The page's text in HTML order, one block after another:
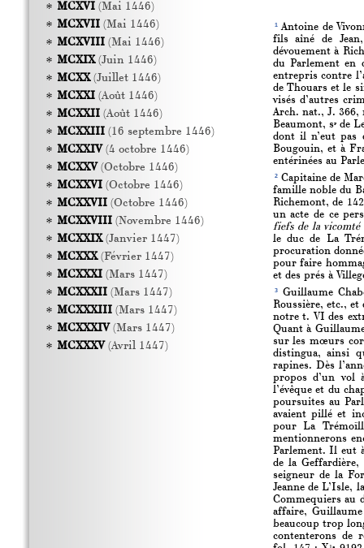
1Antoine de
fils aîné de
dévouement à
du Parlement en
entrepris contre
de Thouars et le
visés d’autres
Arch. nat., J. 366,
Beaumont, srde
dont il n’eut pas
Bougouin, et à
entérinées au
2Capitaine de
famille noble du
Richemont, de
un acte de ce
fiefs de la vicomté
le duc de La
procuration
pour faire
et des prés à
3Guillaume
Roussière, etc.,
notre t. VI des
Quant à
sur les mœurs
distingua, ainsi
rapines. Dès
propos d’un vol
l’évêque et du
poursuites au
avaient pillé et
pour La
mentionnerons
Parlement. Il eut
de la Geffardière,
seigneur de la
Jeanne de L’Isle,
Commequiers au
affaire,
beaucoup trop
contenterons de
MCXVI(Mai 1446)
MCXVII(Mai 1446)
MCXVIII(Mai 1446)
MCXIX(Juin 1446)
MCXX(Juillet 1446)
MCXXI(Août 1446)
MCXXII(Août 1446)
MCXXIII(16 septembre 1446)
MCXXIV(4 octobre 1446)
MCXXV(Octobre 1446)
MCXXVI(Octobre 1446)
MCXXVII(Octobre 1446)
MCXXVIII(Novembre 1446)
MCXXIX(Janvier 1447)
MCXXX(Février 1447)
MCXXXI(Mars 1447)
MCXXXII(Mars 1447)
MCXXXIII(Mars 1447)
MCXXXIV(Mars 1447)
MCXXXV(Avril 1447)